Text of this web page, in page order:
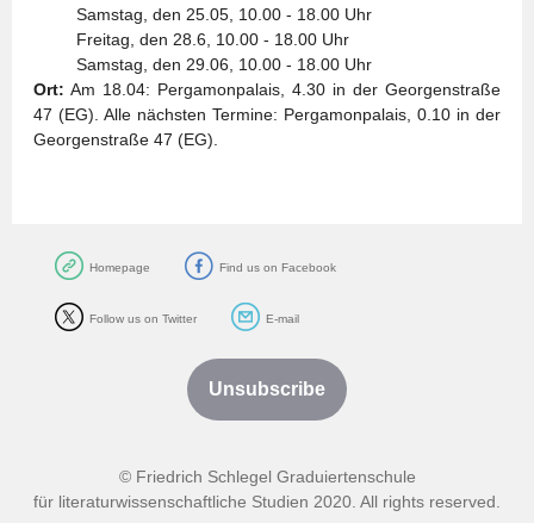
Samstag, den 25.05, 10.00 - 18.00 Uhr
Freitag, den 28.6, 10.00 - 18.00 Uhr
Samstag, den 29.06, 10.00 - 18.00 Uhr
Ort: Am 18.04: Pergamonpalais, 4.30 in der Georgenstraße
47 (EG). Alle nächsten Termine: Pergamonpalais, 0.10 in der
Georgenstraße 47 (EG).
Homepage Find us on Facebook
Follow us on Twitter E-mail
Unsubscribe
© Friedrich Schlegel Graduiertenschule
für literaturwissenschaftliche Studien 2020. All rights reserved.